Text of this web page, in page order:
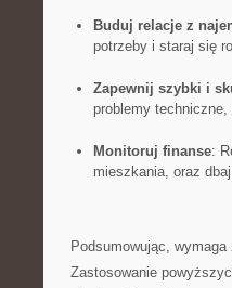
Buduj relacje z‍
potrzeby i ​staraj się
Zapewnij szybki i
problemy
Monitoruj​ finanse:‍
mieszkania, oraz
Podsumowując,‍
⁤Zastosowanie